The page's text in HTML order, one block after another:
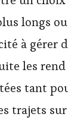
longs
à gérer
les rend
tant
trajets